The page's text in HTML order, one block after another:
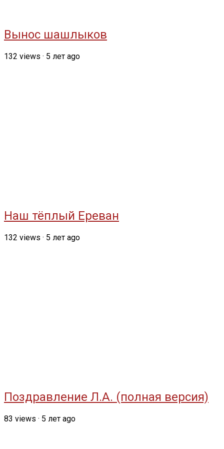
Вынос шашлыков
132 views · 5 лет ago
Наш тёплый Ереван
132 views · 5 лет ago
Поздравление Л.А. (полная версия)
83 views · 5 лет ago